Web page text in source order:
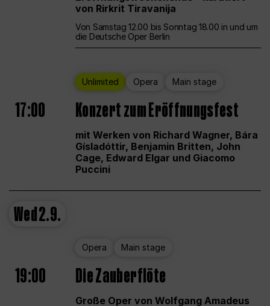
von Rirkrit Tiravanija
Von Samstag 12.00 bis Sonntag 18.00 in und um
die Deutsche Oper Berlin
Unlimited Opera Main stage
17:00 Konzert zum Eröffnungsfest
mit Werken von Richard Wagner, Bára
Gísladóttir, Benjamin Britten, John
Cage, Edward Elgar und Giacomo
Puccini
Wed2.9.
Opera Main stage
19:00 Die Zauberflöte
Große Oper von Wolfgang Amadeus